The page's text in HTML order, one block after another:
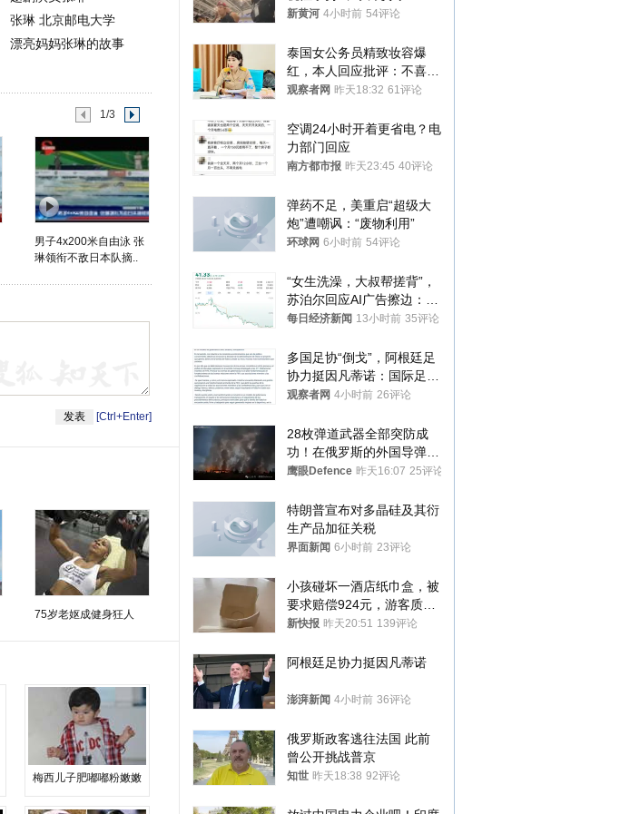
张琳 北京邮电大学
漂亮妈妈张琳的故事
1/3
男子4x200米自由泳 张
琳领衔不敌日本队摘..
[Ctrl+Enter]
75岁老妪成健身狂人
梅西儿子肥嘟嘟粉嫩嫩
调查，对责任人采取最严厉
新黄河 4小时前 54评论
泰国女公务员精致妆容爆
红，本人回应批评：不喜欢
就别看
观察者网 昨天18:32 61评论
空调24小时开着更省电？电
力部门回应
南方都市报 昨天23:45 40评论
弹药不足，美重启“超级大
炮”遭嘲讽：“废物利用”
环球网 6小时前 54评论
“女生洗澡，大叔帮搓背”，
苏泊尔回应AI广告擦边：视
频全下架，已强化内容管理
每日经济新闻 13小时前 35评论
多国足协“倒戈”，阿根廷足
协力挺因凡蒂诺：国际足联
今后应继续在其领导下前行
观察者网 4小时前 26评论
28枚弹道武器全部突防成
功！在俄罗斯的外国导弹发
射车都是合法打击目标
鹰眼Defence 昨天16:07 25评论
特朗普宣布对多晶硅及其衍
生产品加征关税
界面新闻 6小时前 23评论
小孩碰坏一酒店纸巾盒，被
要求赔偿924元，游客质疑
酒店房客物品超高标价，市
新快报 昨天20:51 139评论
阿根廷足协力挺因凡蒂诺
澎湃新闻 4小时前 36评论
俄罗斯政客逃往法国 此前
曾公开挑战普京
知世 昨天18:38 92评论